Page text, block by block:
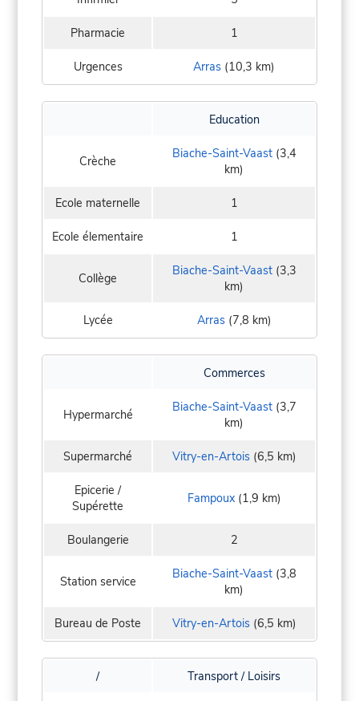
Pharmacie 1
Urgences Arras (10,3 km)
Education
Crèche Biache-Saint-Vaast(3,4
km)
Ecole maternelle 1
Ecole élementaire 1
Collège Biache-Saint-Vaast(3,3
km)
Lycée Arras(7,8 km)
Commerces
Hypermarché Biache-Saint-Vaast(3,7
km)
Supermarché Vitry-en-Artois(6,5 km)
Epicerie /
Supérette
Fampoux(1,9 km)
Boulangerie 2
Station service Biache-Saint-Vaast(3,8
km)
Bureau de Poste Vitry-en-Artois(6,5 km)
/ Transport / Loisirs